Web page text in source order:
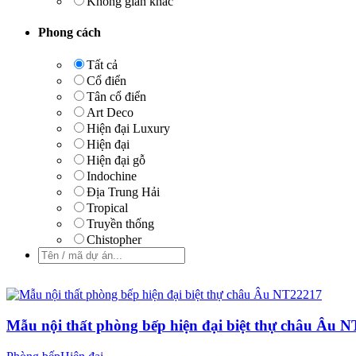
Phong cách
Tất cả
Cổ điển
Tân cổ điển
Art Deco
Hiện đại Luxury
Hiện đại
Hiện đại gỗ
Indochine
Địa Trung Hải
Tropical
Truyền thống
Chistopher
Mẫu nội thất phòng bếp hiện đại biệt thự châu Âu